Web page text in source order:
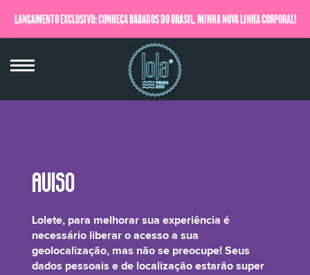
LANÇAMENTO EXCLUSIVO: CONHEÇA BABADOS DO BRASIL, MINHA NOVA LINHA CORPORAL!
QUERO SABER MAIS
Chenopodium Quinoa Extract*
Lolete, para melhorar sua experiência é
necessário liberar o acesso a sua
geolocalização, mas não se preocupe! Seus
dados pessoais e de localização estarão super